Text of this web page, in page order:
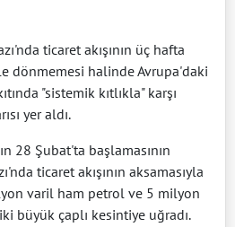
ticaret akışının üç hafta
dönmemesi halinde Avrupa'daki
"sistemik kıtlıkla" karşı
yer aldı.
28 Şubat'ta başlamasının
ticaret akışının aksamasıyla
varil ham petrol ve 5 milyon
büyük çaplı kesintiye uğradı.